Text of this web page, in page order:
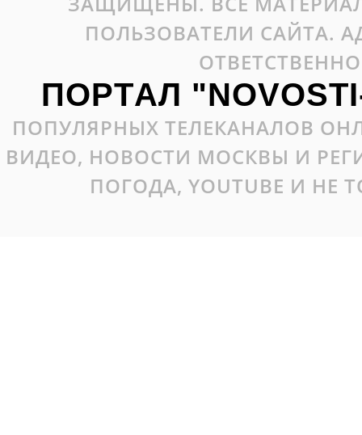
ПОЛЬЗОВАТЕЛИ САЙТА.
ПОРТАЛ
ПОПУЛЯРНЫХ ТЕЛЕКАНАЛОВ
ВИДЕО, НОВОСТИ МОСКВЫ И
ПОГОДА, YOUTUBE И